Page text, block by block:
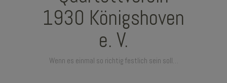
1930 Königshoven
e. V.
Wenn es einmal so richtig festlich sein soll…